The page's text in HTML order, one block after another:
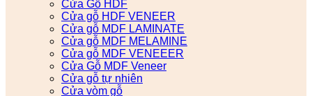
Cửa Gỗ HDF
Cửa gỗ HDF VENEER
Cửa gỗ MDF LAMINATE
Cửa gỗ MDF MELAMINE
Cửa gỗ MDF VENEEER
Cửa Gỗ MDF Veneer
Cửa gỗ tự nhiên
Cửa vòm gỗ